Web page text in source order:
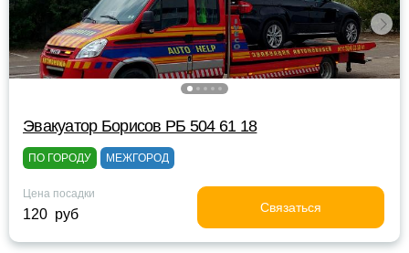
Эвакуатор Борисов РБ 504 61 18
ПО ГОРОДУ МЕЖГОРОД
Цена посадки
120 руб Связаться